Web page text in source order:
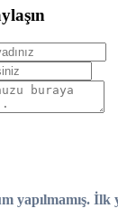
yapılmamış. İlk